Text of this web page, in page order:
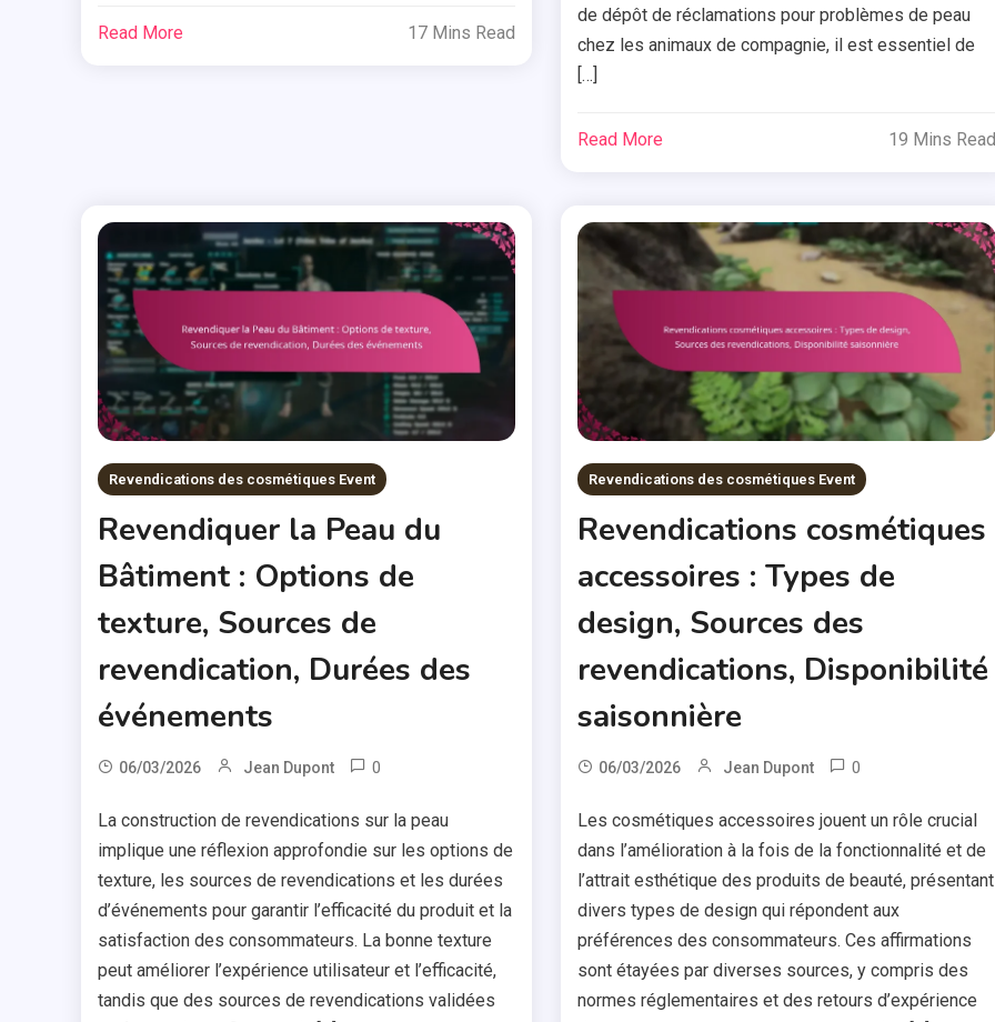
Read More 17 Mins Read
de dépôt de réclamations pour problèmes de peau
chez les animaux de compagnie, il est essentiel de
[…]
Read More 19 Mins Read
Revendications des cosmétiques Event
Revendiquer la Peau du
Bâtiment : Options de
texture, Sources de
revendication, Durées des
événements
06/03/2026 Jean Dupont 0
La construction de revendications sur la peau
implique une réflexion approfondie sur les options de
texture, les sources de revendications et les durées
d’événements pour garantir l’efficacité du produit et la
satisfaction des consommateurs. La bonne texture
peut améliorer l’expérience utilisateur et l’efficacité,
tandis que des sources de revendications validées
Revendications des cosmétiques Event
Revendications cosmétiques
accessoires : Types de
design, Sources des
revendications, Disponibilité
saisonnière
06/03/2026 Jean Dupont 0
Les cosmétiques accessoires jouent un rôle crucial
dans l’amélioration à la fois de la fonctionnalité et de
l’attrait esthétique des produits de beauté, présentant
divers types de design qui répondent aux
préférences des consommateurs. Ces affirmations
sont étayées par diverses sources, y compris des
normes réglementaires et des retours d’expérience